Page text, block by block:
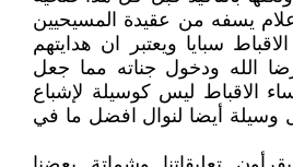
يسفه من عقيدة المسيحيين
سبايا ويعتبر ان هدايتهم
الله ودخول جناته مما جعل
الاقباط ليس كوسيلة لإشباع
وسيلة أيضا لنوال افضل ما في